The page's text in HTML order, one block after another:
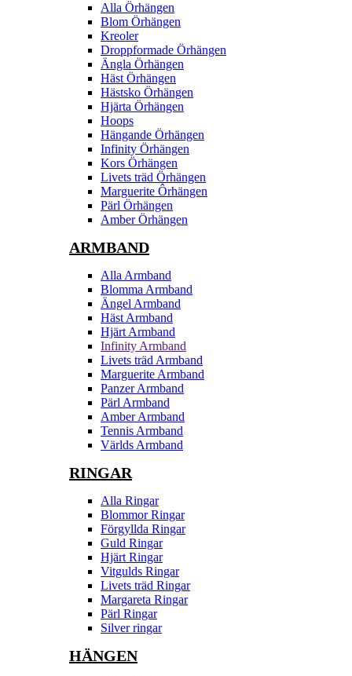
Alla Örhängen
Blom Örhängen
Kreoler
Droppformade Örhängen
Ängla Örhängen
Häst Örhängen
Hästsko Örhängen
Hjärta Örhängen
Hoops
Hängande Örhängen
Infinity Örhängen
Kors Örhängen
Livets träd Örhängen
Marguerite Ôrhängen
Pärl Örhängen
Amber Örhängen
ARMBAND
Alla Armband
Blomma Armband
Ängel Armband
Häst Armband
Hjärt Armband
Infinity Armband
Livets träd Armband
Marguerite Armband
Panzer Armband
Pärl Armband
Amber Armband
Tennis Armband
Världs Armband
RINGAR
Alla Ringar
Blommor Ringar
Förgyllda Ringar
Guld Ringar
Hjärt Ringar
Vitgulds Ringar
Livets träd Ringar
Margareta Ringar
Pärl Ringar
Silver ringar
HÄNGEN